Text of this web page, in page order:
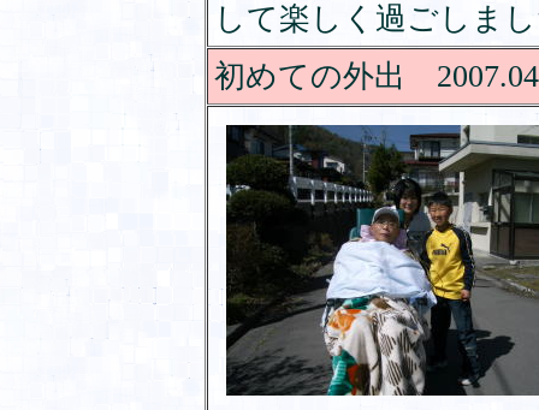
して楽しく過ごしま
初めての外出